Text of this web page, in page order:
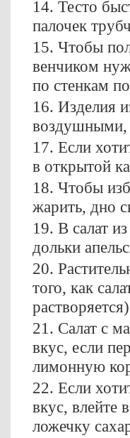
14. Тесто
палочек
15. Чтобы
венчиком
по стенкам
16. Изделия
воздушными,
17. Если
в открытой
18. Чтобы
жарить, дно
19. В салат
дольки
20.
того, как
21. Салат с
вкус, если
лимонную
22. Если
вкус, влейте
ложечку